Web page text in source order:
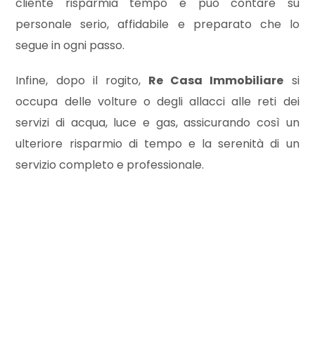
personale serio, affidabile e preparato che lo
segue in ogni passo.
Infine, dopo il rogito, Re Casa Immobiliare si
occupa delle volture o degli allacci alle reti dei
servizi di acqua, luce e gas, assicurando così un
ulteriore risparmio di tempo e la serenità di un
servizio completo e professionale.
Qualsiasi
1
2
3
4